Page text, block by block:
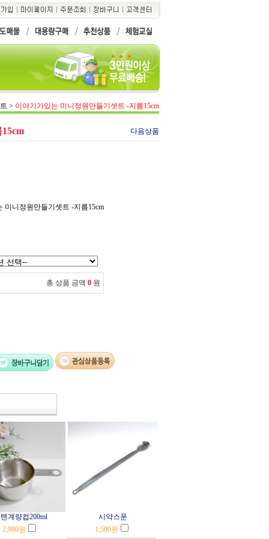
> 이야기가있는 미니정원만들기셋트 -지름15cm
다음상품
미니정원만들기셋트 -지름15cm
총 상품 금액 0 원
계량컵200ml
시약스푼
2,980원 1,500원